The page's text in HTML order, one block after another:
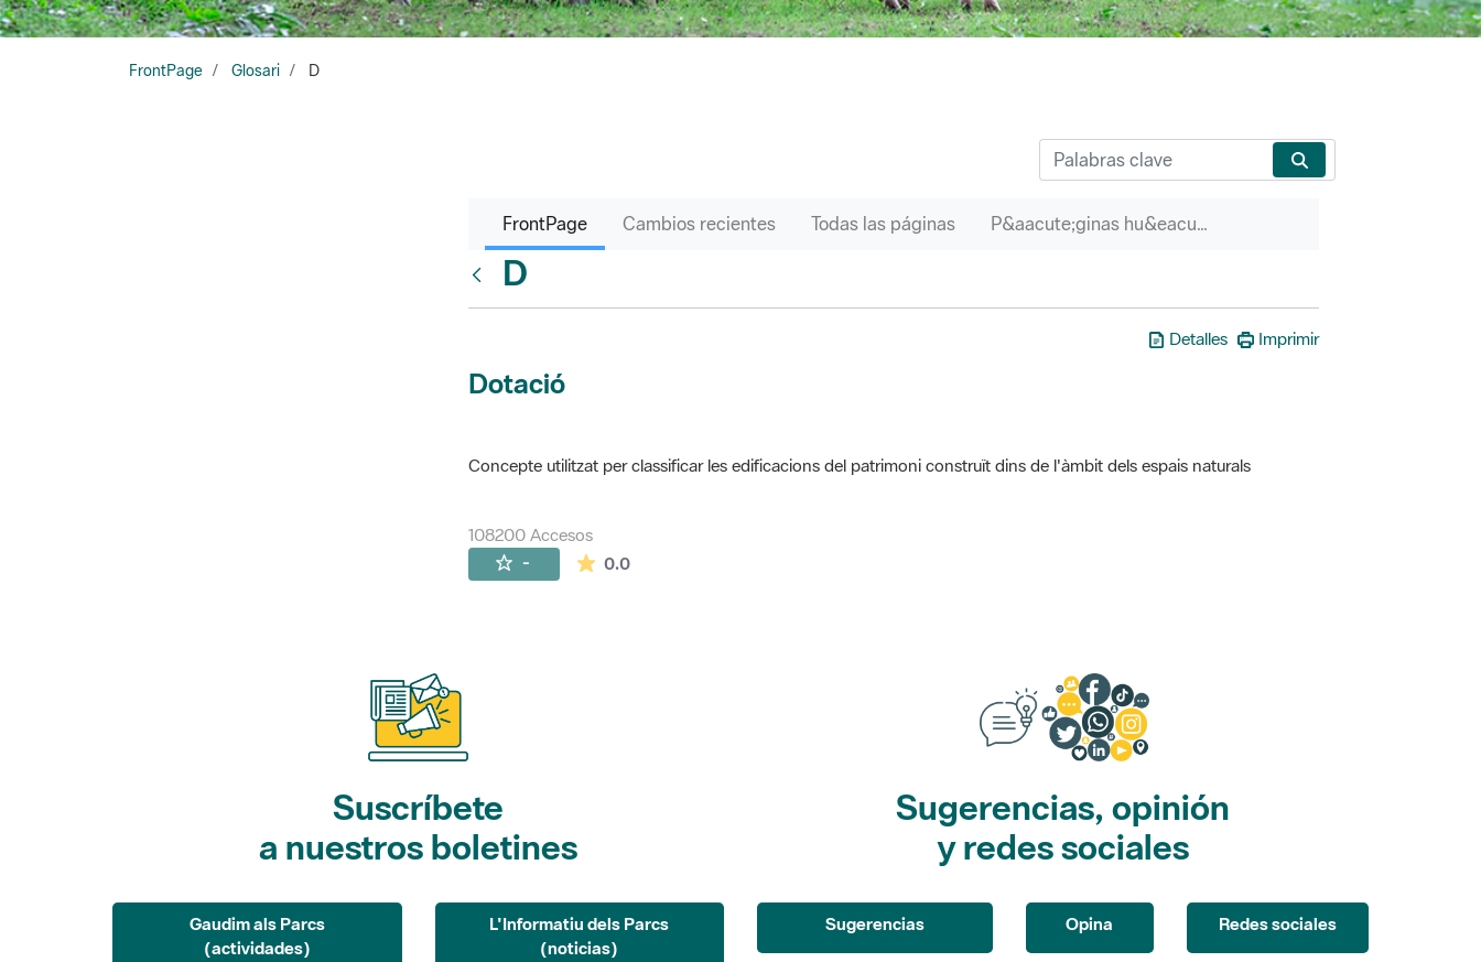
FrontPage Glosari D
FrontPage Cambios recientes Todas las páginas P&aacute;ginas hu&eacute;rfanas
D
Detalles Imprimir
Dotació
Concepte utilitzat per classificar les edificacions del patrimoni construït dins de l'àmbit dels espais naturals
108200 Accesos
- 0.0La valoración media es de 0 estrellas de 5.
Suscríbete
a nuestros boletines
Gaudim als Parcs
(actividades)
L'Informatiu dels Parcs
(noticias)
Sugerencias, opinión
y redes sociales
Sugerencias Opina Redes sociales